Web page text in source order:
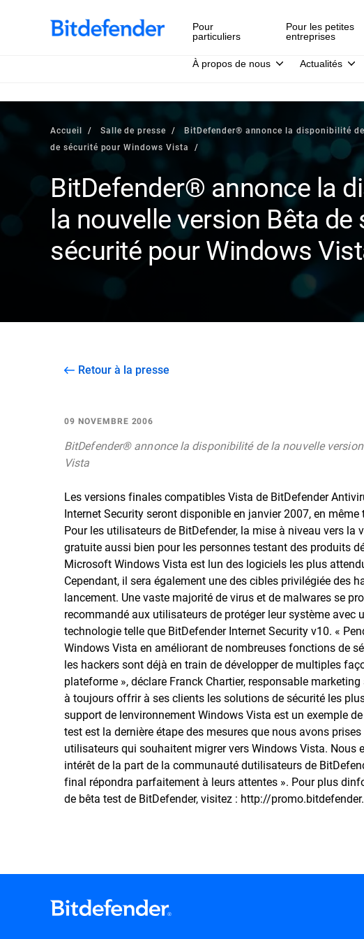
Pour
particuliers
Pour les petites
entreprises
À propos de nous Actualités
Accueil Salle de presse
BitDefender® annonce la disponibilité
de sécurité pour Windows Vista
BitDefender® annonce la
la nouvelle version Bêta
sécurité pour Windows
Retour à la presse
09 NOVEMBRE 2006
BitDefender® annonce la disponibilité de la nouvelle
Vista
Les versions finales compatibles Vista de BitDefender
Internet Security seront disponible en janvier 2007, en
Pour les utilisateurs de BitDefender, la mise à niveau vers
gratuite aussi bien pour les personnes testant des produits
Microsoft Windows Vista est lun des logiciels les plus
Cependant, il sera également une des cibles privilégiée des
lancement. Une vaste majorité de virus et de malwares se
recommandé aux utilisateurs de protéger leur système
technologie telle que BitDefender Internet Security v10. «
Windows Vista en améliorant de nombreuses fonctions de
les hackers sont déjà en train de développer de multiples
plateforme », déclare Franck Chartier, responsable
à toujours offrir à ses clients les solutions de sécurité les
support de lenvironnement Windows Vista est un exemple
test est la dernière étape des mesures que nous avons
utilisateurs qui souhaitent migrer vers Windows Vista. Nous
intérêt de la part de la communauté dutilisateurs de
final répondra parfaitement à leurs attentes ». Pour plus
de bêta test de BitDefender, visitez : http://